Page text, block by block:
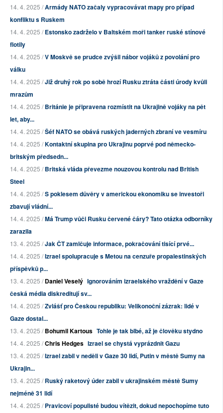
14. 4. 2025 /Armády NATO začaly vypracovávat mapy pro případ
konfliktu s Ruskem
14. 4. 2025 /Estonsko zadrželo v Baltském moři tanker ruské stínové
flotily
14. 4. 2025 /V Moskvě se prudce zvýšil nábor vojáků z povolání pro
válku
14. 4. 2025 /Již druhý rok po sobě hrozí Rusku ztráta části úrody kvůli
mrazům
14. 4. 2025 /Británie je připravena rozmístit na Ukrajině vojáky na pět
let, aby...
14. 4. 2025 /Šéf NATO se obává ruských jaderných zbraní ve vesmíru
14. 4. 2025 /Kontaktní skupina pro Ukrajinu poprvé pod německo-
britským předsedn...
14. 4. 2025 /Britská vláda převezme nouzovou kontrolu nad British
Steel
14. 4. 2025 /S poklesem důvěry v americkou ekonomiku se investoři
zbavují vládní...
14. 4. 2025 /Má Trump vůči Rusku červené čáry? Tato otázka odborníky
zarazila
13. 4. 2025 /Jak ČT zamlčuje informace, pokračování tisící prvé...
14. 4. 2025 /Izrael spolupracuje s Metou na cenzuře propalestinských
příspěvků p...
13. 4. 2025 /Daniel Veselý Ignorováním izraelského vraždění v Gaze
česká média diskreditují sv...
14. 4. 2025 /Zvlášť pro Českou republiku: Velikonoční zázrak: lidé v
Gaze dostal...
13. 4. 2025 /Bohumil Kartous Tohle je tak blbé, až je člověku stydno
14. 4. 2025 /Chris Hedges Izrael se chystá vyprázdnit Gazu
13. 4. 2025 /Izrael zabil v neděli v Gaze 30 lidí, Putin v městě Sumy na
Ukrajin...
13. 4. 2025 /Ruský raketový úder zabil v ukrajinském městě Sumy
nejméně 31 lidí
14. 4. 2025 /Pravicoví populisté budou vítězit, dokud nepochopíme tuto